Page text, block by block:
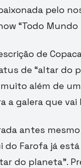
pelo
“Todo Mundo
de
de “altar do
além de
a galera que
antes
do Farofa já
do planeta”.